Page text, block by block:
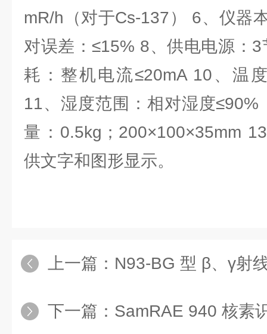
mR/h（对于Cs-137） 6、仪器
对误差：≤15% 8、供电电源：
耗：整机电流≤20mA 10、
11、湿度范围：相对湿度
量：0.5kg；200×100×35mm
供文字和图形显示。
上一篇： N93-BG 型 β、γ射线检测
下一篇： SamRAE 940 核素识别仪IRM-